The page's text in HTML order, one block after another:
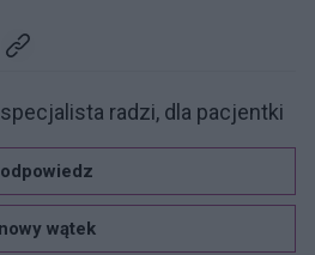
radzi, dla pacjentki
odpowiedz
nowy wątek